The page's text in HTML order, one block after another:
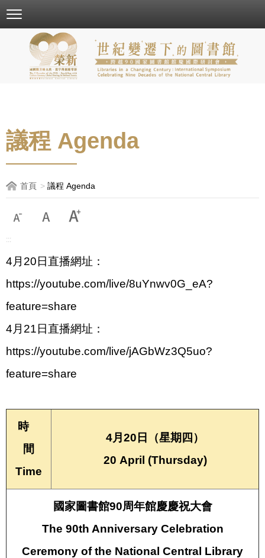
到
議程 Agenda
首頁 議程 Agenda
:::
4月20日直播網址：
https://youtube.com/live/8uYnwv0G_eA?
feature=share
4月21日直播網址：
https://youtube.com/live/jAGbWz3Q5uo?
feature=share
時
間
Time
4月20日（星期四）
20 April (Thursday)
國家圖書館90周年館慶慶祝大會
The 90th Anniversary Celebration
Ceremony of the National Central Library